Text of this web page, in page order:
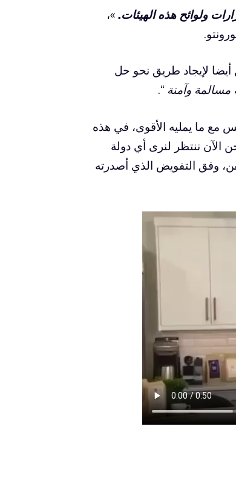
ولوائح هذه الهيئات. »،
أيضا لإيجاد طريق نحو حل
مسالمة وآمنة “.
مع ما يمليه الأقوى، في هذه
الآن ننتظر لنرى أي دولة
وفق التفويض الذي أصدرته